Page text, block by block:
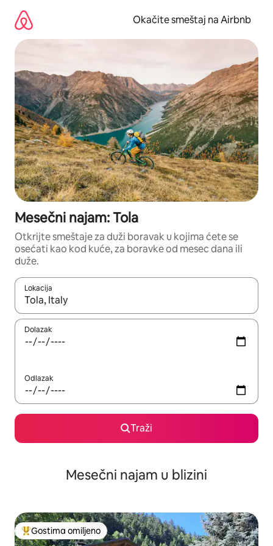
sadržaj
Okačite smeštaj na Airbnb
Mesečni najam: Tola
Otkrijte smeštaje za duži boravak u kojima ćete se
osećati kao kod kuće, za boravke od mesec dana ili
duže.
Lokacija
Kad su rezultati dostupni, možete da se krećete kroz njih
Dolazak
Odlazak
Traži
Mesečni najam u blizini
Najuspešniji među gostima omiljenim
Gostima omiljeno